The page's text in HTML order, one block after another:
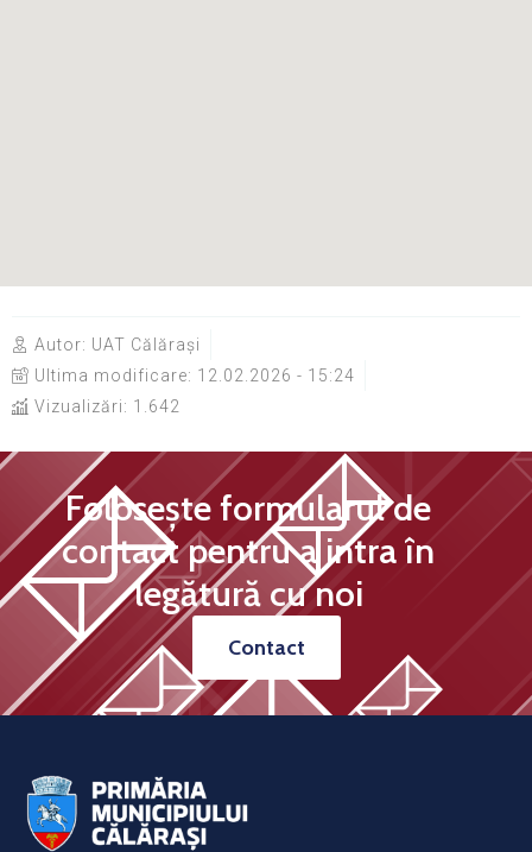
Autor: UAT Călărași
Ultima modificare: 12.02.2026 - 15:24
Vizualizări: 1.642
Folosește formularul de
contact pentru a intra în
legătură cu noi
Contact